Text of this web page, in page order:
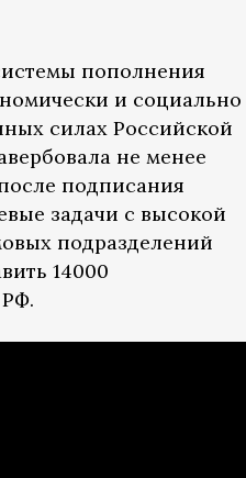
пополнения
и социально
силах Российской
не менее
подписания
задачи с высокой
подразделений
14000